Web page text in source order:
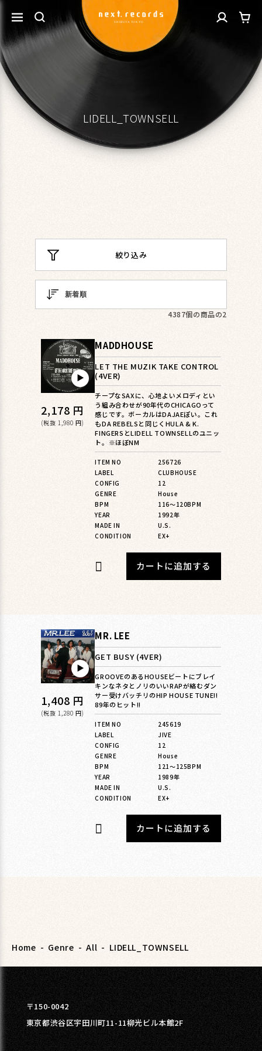
ンツに
進む
LIDELL_TOWNSELL
グ
イ
ー
絞り込み
4387個の商品の2
▶︎
通
常
2,178 円
(税抜 1,980 円)
MADDHOUSE
LET THE MUZIK TAKE CONTROL
(4VER)
チープなSAXに、心地よいメロディとい
う組み合わせが90年代のCHICAGOって
感じです。ボーカルはDAJAEぽい。これ
もDA REBELSと同じくHULA & K.
FINGERSとLIDELL TOWNSELLのユニッ
ト。※ほぼNM
ITEM NO
256726
LABEL
CLUBHOUSE
CONFIG
12
GENRE
House
BPM
116〜120BPM
YEAR
1992年
MADE IN
U.S.
CONDITION
EX+
カートに追加する
▶︎
通
常
1,408 円
(税抜 1,280 円)
MR. LEE
GET BUSY (4VER)
GROOVEのあるHOUSEビートにブレイ
キンなネタとノリのいいRAPが絡むダン
サー受けバッチリのHIP HOUSE TUNE!!
89年のヒット!!
ITEM NO
245619
LABEL
JIVE
CONFIG
12
GENRE
House
BPM
121〜125BPM
YEAR
1989年
MADE IN
U.S.
CONDITION
EX+
カートに追加する
Home - Genre - All - LIDELL_TOWNSELL
〒150-0042
東京都渋谷区宇田川町11-11柳光ビル本館2F